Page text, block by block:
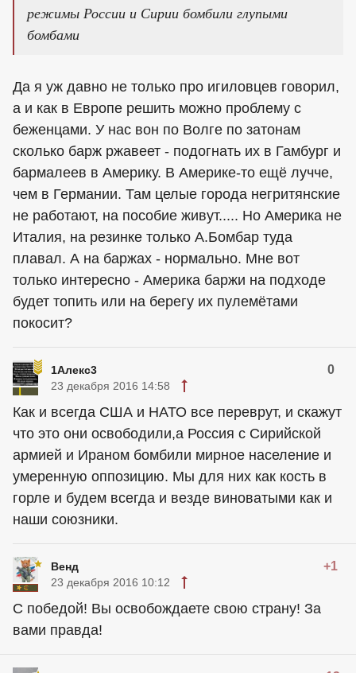
режимы России и Сирии бомбили глупыми
бомбами
Да я уж давно не только про игиловцев говорил,
а и как в Европе решить можно проблему с
беженцами. У нас вон по Волге по затонам
сколько барж ржавеет - подогнать их в Гамбург и
бармалеев в Америку. В Америке-то ещё лучче,
чем в Германии. Там целые города негритянские
не работают, на пособие живут..... Но Америка не
Италия, на резинке только А.Бомбар туда
плавал. А на баржах - нормально. Мне вот
только интересно - Америка баржи на подходе
будет топить или на берегу их пулемётами
покосит?
1Алекс3 0
23 декабря 2016 14:58
Как и всегда США и НАТО все переврут, и скажут
что это они освободили,а Россия с Сирийской
армией и Ираном бомбили мирное население и
умеренную оппозицию. Мы для них как кость в
горле и будем всегда и везде виноватыми как и
наши союзники.
Венд +1
23 декабря 2016 10:12
С победой! Вы освобождаете свою страну! За
вами правда!